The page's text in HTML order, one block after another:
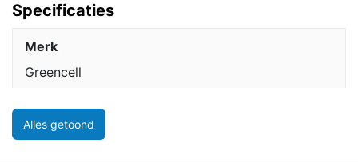
Specificaties
Merk
Greencell
Alles getoond